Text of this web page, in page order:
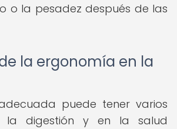
o la pesadez después de las
la ergonomía en la
puede tener varios
la digestión y en la salud